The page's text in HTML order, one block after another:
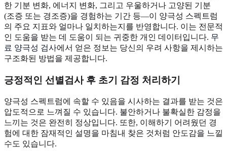
한 기분 변화, 에너지 변화, 그리고 우울하거나 고양된 기분
(조증 또는 경조증)을 경험하는 기간 등—이 양극성 스펙트럼
의 주요 지표와 얼마나 일치하는지를 반영합니다. 이는 전문적
인 도움을 받는 데 도움이 되는 귀중한 개인 데이터입니다. 무
료 양극성 검사에서 얻은 정보는 당신의 우려 사항을 제시하는
구조화된 방법을 제공합니다.
긍정적인 선별검사 후 초기 감정 처리하기
양극성 스펙트럼에 속할 수 있음을 시사하는 결과를 받는 것은
압도적으로 느껴질 수 있습니다. 불안하거나 불확실한 감정을
느끼는 것은 완전히 정상입니다. 또한, 이해하기 어려웠던 경
험에 대한 잠재적인 설명을 마침내 찾은 것처럼 안도감을 느낄
수도 있습니다.